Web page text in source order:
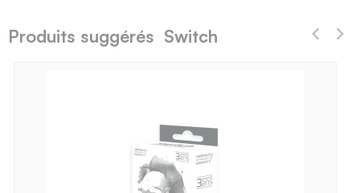
Produits suggérés Switch